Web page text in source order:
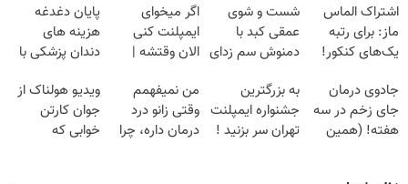
اشتراک الماس
ماز: برای رتبه
یک‌های کنکور!
شست و شوی
عمقی کبد با
دمنوش سم زدای
اگر میخوای
ایمپلنت کنی
الان وقتشه |
میلیون تومان!!!
پایان دغدغه
هزینه های
دندان پزشکی با
خانگی
جادوی درمان
جای زخم در سه
هفته! (همین
به بزرگترین
جشنواره ایمپلنت
تهران سر بزنید !
من نمیفهمم
وقتی زانو درد
درمان داره، چرا
ویدیو هولناک از
جوان کارتن
خوابی که